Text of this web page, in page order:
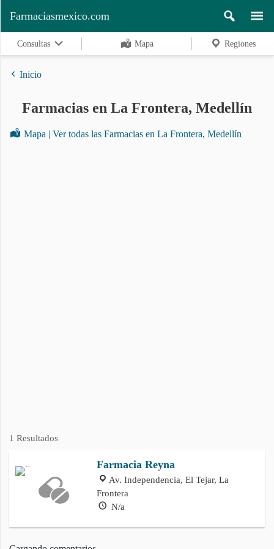
Regiones
Farmaciasmexico.com
Consultas Mapa Regiones
Inicio
Farmacias en La Frontera, Medellín
Mapa | Ver todas las Farmacias en La Frontera, Medellín
1 Resultados
Farmacia Reyna
Av. Independencia, El Tejar, La
Frontera
N/a